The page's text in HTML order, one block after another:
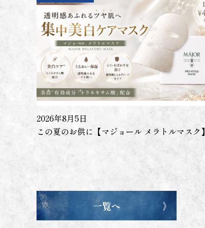
2026年8月5日
この夏のお供に【マジョール メラトルマスク】
一覧へ